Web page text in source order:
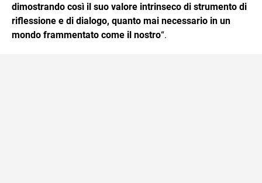
dimostrando così il suo valore intrinseco di strumento di
riflessione e di dialogo, quanto mai necessario in un
mondo frammentato come il nostro“.